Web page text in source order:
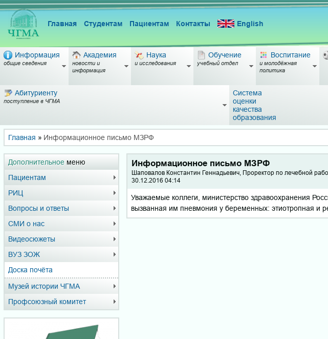
Главная Студентам Пациентам Контакты English
Информация
общие сведения
Академия
новости и
информация
Наука
и исследования
Обучение
учебный отдел
Воспитание
и молодёжная
политика
Абитуриенту
поступление в ЧГМА
Система
оценки
качества
образования
Главная » Информационное письмо МЗРФ
Дополнительное меню
Пациентам
РИЦ
Вопросы и ответы
СМИ о нас
Видеосюжеты
ВУЗ ЗОЖ
Доска почёта
Музей истории ЧГМА
Профсоюзный комитет
Информационное письмо МЗРФ
Шаповалов Константин Геннадьевич, Проректор по лечебной
30.12.2016 04:14
Уважаемые коллеги, министерство здравоохранения
вызванная им пневмония у беременных: этиотропная и